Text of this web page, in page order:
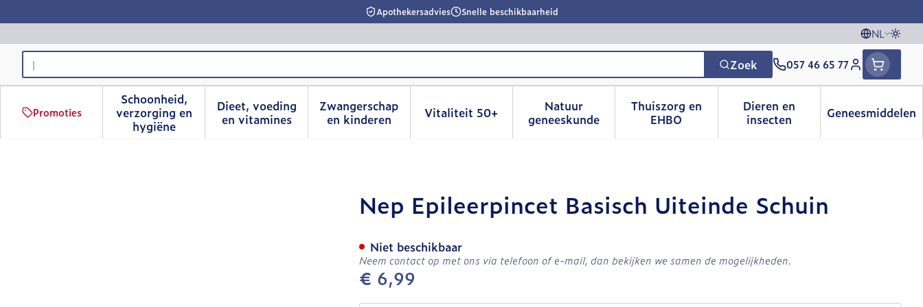
Apothekersadvies Snelle beschikbaarheid
NL
Talen
Product, merk, categorie...
Zoek 057 46 65 77
Klant menu
Promoties
Schoonheid,
verzorging en
hygiëne
Toon submenu voor Schoonheid, verzorging en hygiëne categorie
Dieet, voeding
en vitaminesToon submenu voor Dieet, voeding en vitamines categorie
Zwangerschap
en kinderenToon submenu voor Zwangerschap en kinderen categorie
Vitaliteit 50+Toon submenu voor Vitaliteit 50+ categorie
Natuur
geneeskundeToon submenu voor Natuur geneeskunde categorie
Thuiszorg en
EHBOToon submenu voor Thuiszorg en EHBO
Dieren en
insectenToon submenu voor Dieren
Geneesmiddelen
Toon
Nep Epileerpincet Basisch Uiteinde SchuinNep Epileerpincet Basisch Uiteinde Schuin
€ 6,99
Niet beschikbaar
Neem contact op met ons via telefoon of e-mail, dan bekijken we samen de mogelijkheden.